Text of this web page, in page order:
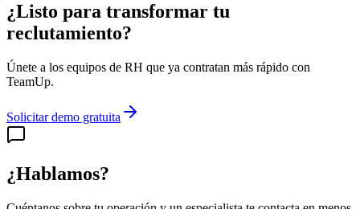
¿Listo para transformar tu
reclutamiento?
Únete a los equipos de RH que ya contratan más rápido con
TeamUp.
Solicitar demo gratuita
¿Hablamos?